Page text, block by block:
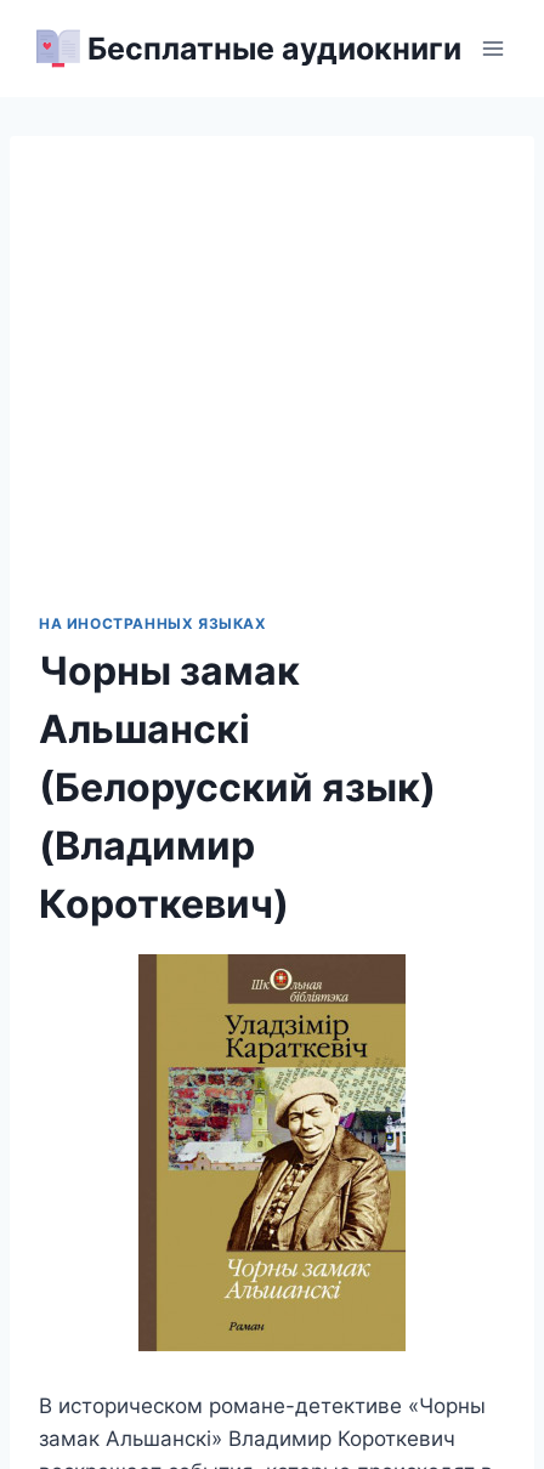
Бесплатные аудиокниги
НА ИНОСТРАННЫХ ЯЗЫКАХ
Чорны замак
Альшанскі
(Белорусский язык)
(Владимир
Короткевич)
В историческом романе-детективе «Чорны
замак Альшанскі» Владимир Короткевич